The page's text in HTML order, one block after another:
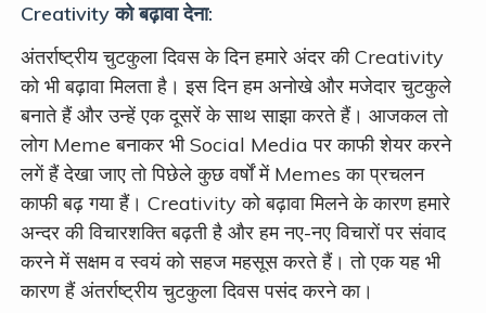
Creativity को बढ़ावा देना:
अंतर्राष्ट्रीय चुटकुला दिवस के दिन हमारे अंदर की Creativity
को भी बढ़ावा मिलता है। इस दिन हम अनोखे और मजेदार चुटकुले
बनाते हैं और उन्हें एक दूसरें के साथ साझा करते हैं। आजकल तो
लोग Meme बनाकर भी Social Media पर काफी शेयर करने
लगें हैं देखा जाए तो पिछेले कुछ वर्षों में Memes का प्रचलन
काफी बढ़ गया हैं। Creativity को बढ़ावा मिलने के कारण हमारे
अन्दर की विचारशक्ति बढ़ती है और हम नए-नए विचारों पर संवाद
करने में सक्षम व स्वयं को सहज महसूस करते हैं। तो एक यह भी
कारण हैं अंतर्राष्ट्रीय चुटकुला दिवस पसंद करने का।